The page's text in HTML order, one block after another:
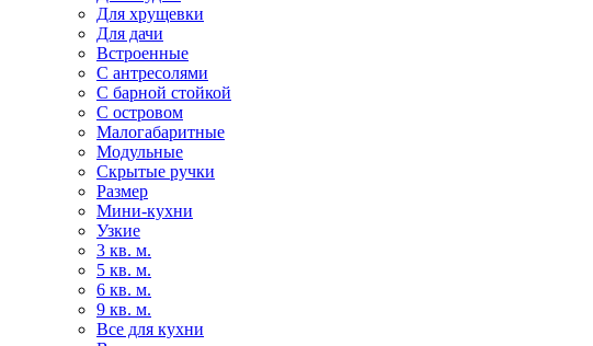
Для хрущевки
Для дачи
Встроенные
С антресолями
С барной стойкой
С островом
Малогабаритные
Модульные
Скрытые ручки
Размер
Мини-кухни
Узкие
3 кв. м.
5 кв. м.
6 кв. м.
9 кв. м.
Все для кухни